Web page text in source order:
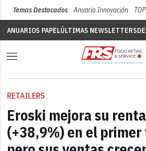
Temas Destacados Anuario Innovación
ANUARIOS PAPELÚLTIMAS NEWSLETTERS
RETAILERS
Eroski mejora su
(+38,9%) en el